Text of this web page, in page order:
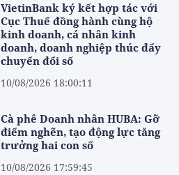
VietinBank ký kết hợp tác với
Cục Thuế đồng hành cùng hộ
kinh doanh, cá nhân kinh
doanh, doanh nghiệp thúc đẩy
chuyển đổi số
10/08/2026 18:00:11
Cà phê Doanh nhân HUBA: Gỡ
điểm nghẽn, tạo động lực tăng
trưởng hai con số
10/08/2026 17:59:45